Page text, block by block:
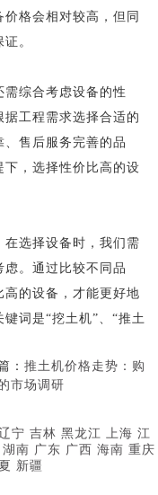
格会相对较高，但同
。
综合考虑设备的性
工程需求选择合适的
售后服务完善的品
，选择性价比高的设
选择设备时，我们需
。通过比较不同品
的设备，才能更好地
词是“挖土机”、“推土
： 推土机价格走势：购
市场调研
宁 吉林 黑龙江 上海 江
湖南 广东 广西 海南 重庆
新疆